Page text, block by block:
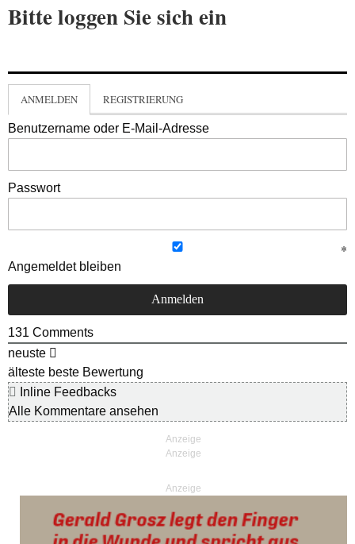
Bitte loggen Sie sich ein
ANMELDEN REGISTRIERUNG
Benutzername oder E-Mail-Adresse
Passwort
Angemeldet bleiben
131 Comments
neuste
älteste beste Bewertung
Inline Feedbacks
Alle Kommentare ansehen
Anzeige